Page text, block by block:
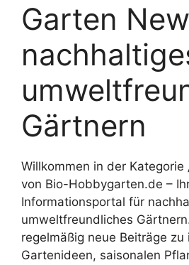
Garten
Gärtnern
Willkommen in der Kategorie
von Bio-Hobbygarten.de –
Informationsportal für
umweltfreundliches
regelmäßig neue Beiträge zu
Gartenideen, saisonalen